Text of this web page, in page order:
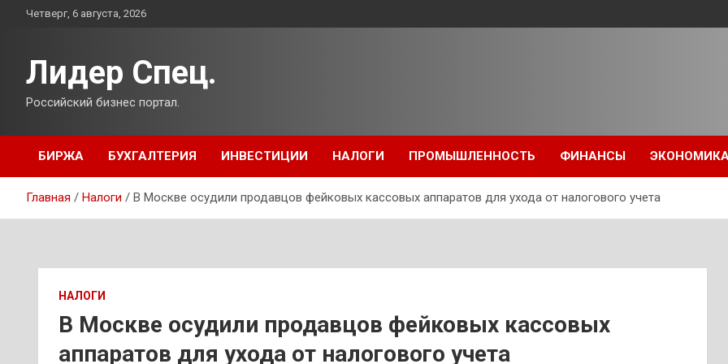
ПерейтиЧетверг, 6 августа, 2026
Лидер Спец.
Российский бизнес портал.
БИРЖА БУХГАЛТЕРИЯ ИНВЕСТИЦИИ НАЛОГИ ПРОМЫШЛЕННОСТЬ ФИНАНСЫ
Главная Налоги В Москве осудили продавцов фейковых кассовых аппаратов для ухода от налогового учета
НАЛОГИ
В Москве осудили продавцов фейковых кассовых
аппаратов для ухода от налогового учета